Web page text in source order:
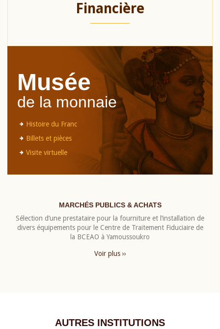
Financière
Musée
de la monnaie
Histoire du Franc
Billets et pièces
Visite virtuelle
MARCHÉS PUBLICS & ACHATS
Sélection d’une prestataire pour la fourniture et l’installation de
divers équipements pour le Centre de Traitement Fiduciaire de
la BCEAO à Yamoussoukro
Voir plus ››
AUTRES INSTITUTIONS